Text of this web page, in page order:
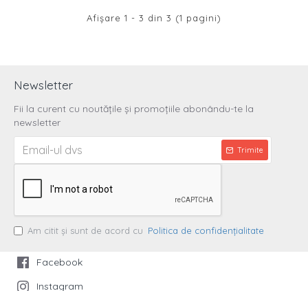
Afişare 1 - 3 din 3 (1 pagini)
Newsletter
Fii la curent cu noutățile și promoțiile abonându-te la
newsletter
Trimite
Am citit şi sunt de acord cu Politica de confidenţialitate
Facebook
Instagram